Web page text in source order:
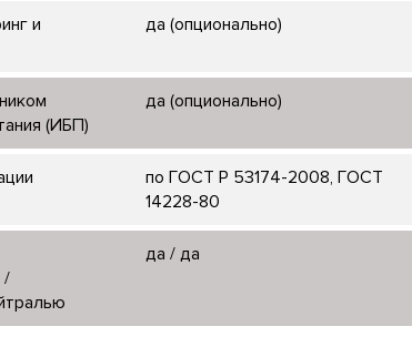
и
да (опционально)
(ИБП)
да (опционально)
по ГОСТ Р 53174-2008, ГОСТ
14228-80
/
да / да